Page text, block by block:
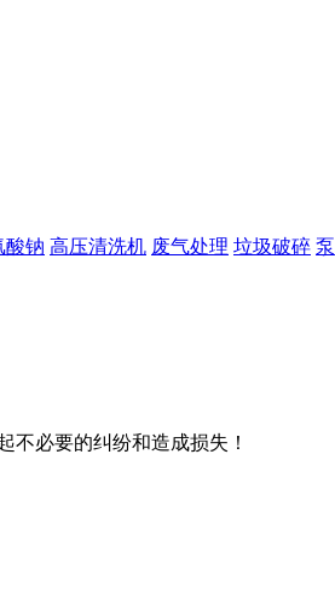
酸钠 高压清洗机 废气处理 垃圾破碎 泵
不必要的纠纷和造成损失！